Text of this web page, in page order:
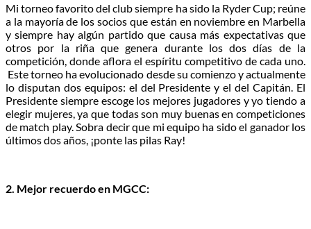
Mi torneo favorito del club siempre ha sido la Ryder Cup; reúne
a la mayoría de los socios que están en noviembre en Marbella
y siempre hay algún partido que causa más expectativas que
otros por la riña que genera durante los dos días de la
competición, donde aflora el espíritu competitivo de cada uno.
Este torneo ha evolucionado desde su comienzo y actualmente
lo disputan dos equipos: el del Presidente y el del Capitán. El
Presidente siempre escoge los mejores jugadores y yo tiendo a
elegir mujeres, ya que todas son muy buenas en competiciones
de match play. Sobra decir que mi equipo ha sido el ganador los
últimos dos años, ¡ponte las pilas Ray!
2. Mejor recuerdo en MGCC: